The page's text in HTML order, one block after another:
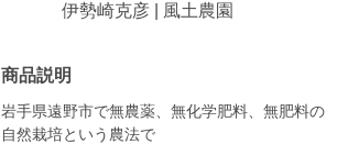
伊勢崎克彦 | 風土農園
商品説明
岩手県遠野市で無農薬、無化学肥料、無肥料の
自然栽培という農法で